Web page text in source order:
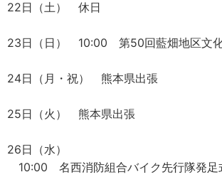
22日（土） 休日
23日（日） 10:00 第50回藍畑地区文
24日（月・祝） 熊本県出張
25日（火） 熊本県出張
26日（水）
10:00 名西消防組合バイク先行隊発足